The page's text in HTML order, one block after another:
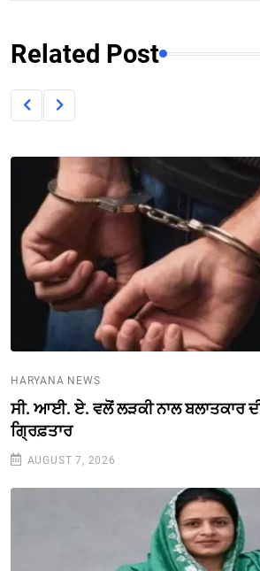
Related Post
HARYANA NEWS
ਸੀ. ਆਈ. ਏ. ਵਲੋਂ ਲੜਕੀ ਨਾਲ ਬਲਾਤਕਾਰ
ਗ੍ਰਿਫ਼ਤਾਰ
AUGUST 7, 2026